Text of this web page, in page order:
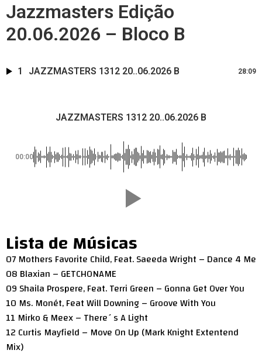
Jazzmasters Edição
20.06.2026 – Bloco B
1 JAZZMASTERS 1312 20..06.2026 B 28:09
JAZZMASTERS 1312 20..06.2026 B
00:00
Lista de Músicas
07 Mothers Favorite Child, Feat. Saeeda Wright – Dance 4 Me
08 Blaxian – GETCHONAME
09 Shaila Prospere, Feat. Terri Green – Gonna Get Over You
10 Ms. Monét, Feat Will Downing – Groove With You
11 Mirko & Meex – There´s A Light
12 Curtis Mayfield – Move On Up (Mark Knight Extentend
Mix)